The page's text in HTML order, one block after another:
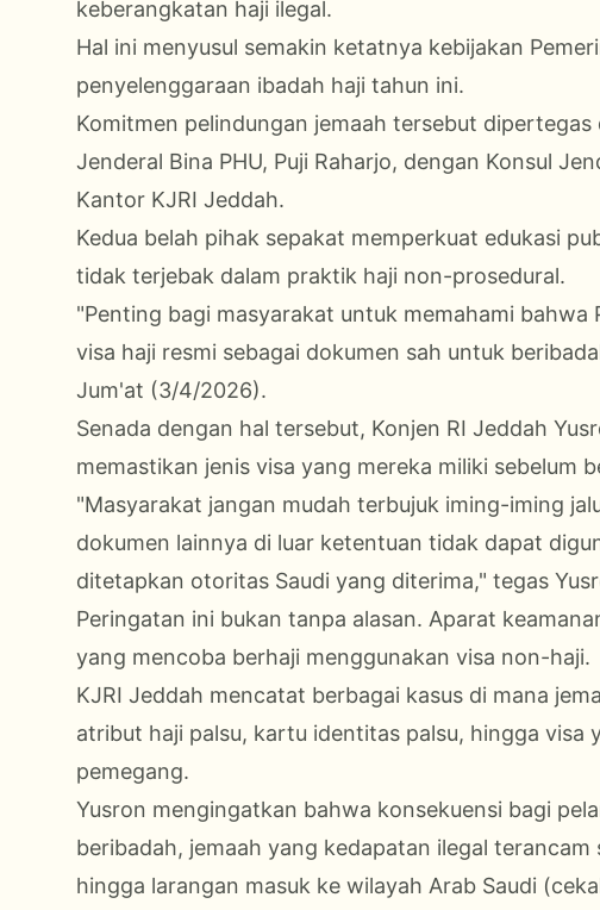
keberangkatan haji ilegal.
Hal ini menyusul semakin ketatnya kebijakan
penyelenggaraan ibadah haji tahun ini.
Komitmen pelindungan jemaah tersebut
Jenderal Bina PHU, Puji Raharjo, dengan Konsul
Kantor KJRI Jeddah.
Kedua belah pihak sepakat memperkuat edukasi
tidak terjebak dalam praktik haji non-prosedural.
"Penting bagi masyarakat untuk memahami bahwa
visa haji resmi sebagai dokumen sah untuk
Jum'at (3/4/2026).
Senada dengan hal tersebut, Konjen RI Jeddah
memastikan jenis visa yang mereka miliki sebelum
"Masyarakat jangan mudah terbujuk iming-iming
dokumen lainnya di luar ketentuan tidak dapat
ditetapkan otoritas Saudi yang diterima," tegas
Peringatan ini bukan tanpa alasan. Aparat
yang mencoba berhaji menggunakan visa non-haji.
KJRI Jeddah mencatat berbagai kasus di mana
atribut haji palsu, kartu identitas palsu, hingga visa
pemegang.
Yusron mengingatkan bahwa konsekuensi bagi
beribadah, jemaah yang kedapatan ilegal
hingga larangan masuk ke wilayah Arab Saudi